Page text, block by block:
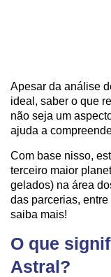
Apesar da análise
ideal, saber o que
não seja um
ajuda a
Com base nisso,
terceiro maior
gelados) na área
das parcerias,
saiba mais!
O que
Astral?